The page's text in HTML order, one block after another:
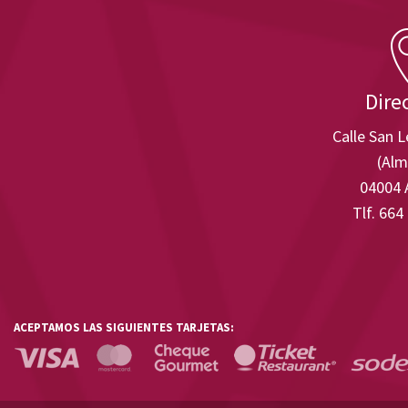
Calle San
04004
Tlf. 664
ACEPTAMOS LAS SIGUIENTES TARJETAS: